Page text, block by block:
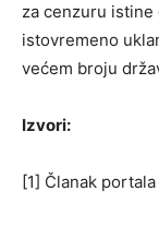
za cenzuru
istovremeno
većem broju
Izvori:
[1] Članak